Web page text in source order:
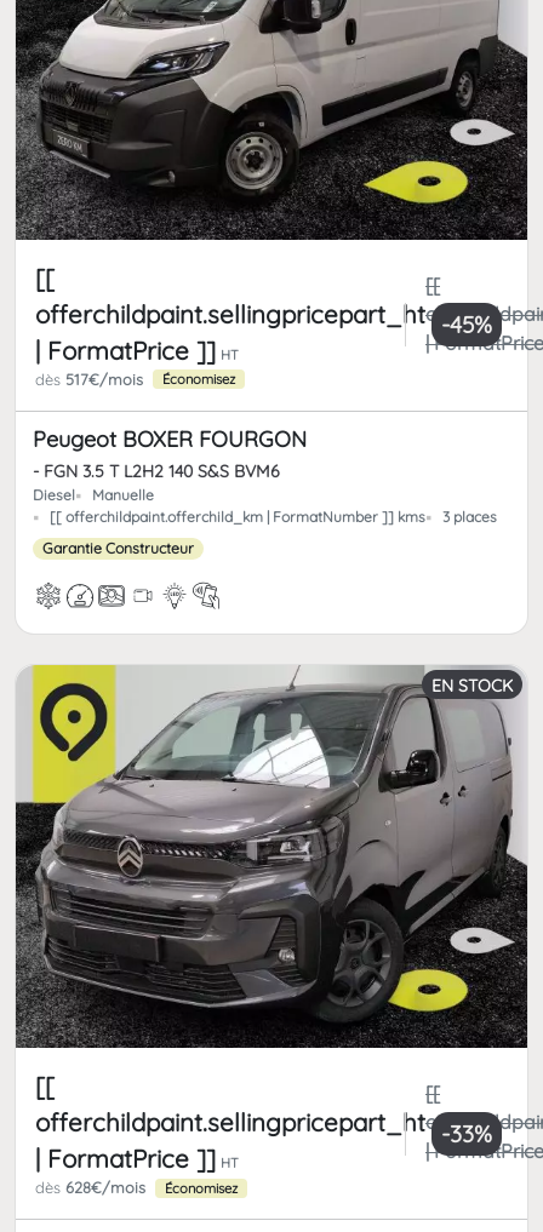
[[
offerchildpaint.sellingpricepart_ht
| FormatPrice ]] HT
[[
|
dès 517€/mois Économisez
-45%
Peugeot BOXER FOURGON
- FGN 3.5 T L2H2 140 S&S BVM6
Diesel
Manuelle
[[ offerchildpaint.offerchild_km | FormatNumber ]] kms
3 places
Garantie Constructeur
EN STOCK
[[
offerchildpaint.sellingpricepart_ht
| FormatPrice ]] HT
[[
|
dès 628€/mois Économisez
-33%